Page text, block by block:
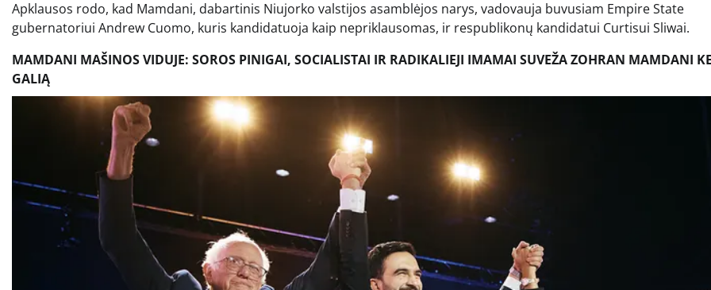
Apklausos rodo, kad Mamdani, dabartinis Niujorko valstijos asamblėjos narys, vadovauja buvusiam Empire State
gubernatoriui Andrew Cuomo, kuris kandidatuoja kaip nepriklausomas, ir respublikonų kandidatui Curtisui Sliwai.
MAMDANI MAŠINOS VIDUJE: SOROS PINIGAI, SOCIALISTAI IR RADIKALIEJI IMAMAI SUVEŽA ZOHRAN MAMDANI
GALIĄ